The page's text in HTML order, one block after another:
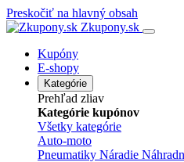
Preskočiť na hlavný obsah
Zkupony.sk
Kupóny
E-shopy
Kategórie
Prehľad zliav
Kategórie kupónov
Všetky kategórie
Auto-moto
Pneumatiky Náradie